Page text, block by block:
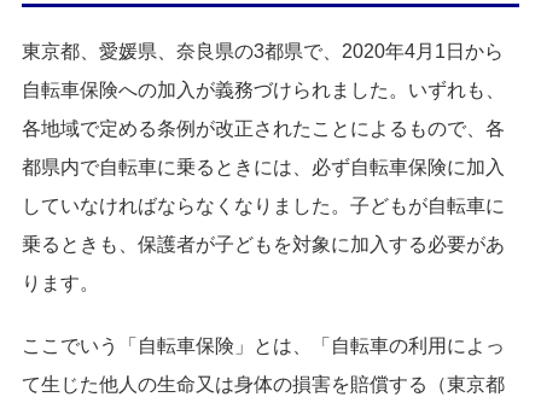
東京都、愛媛県、奈良県の3都県で、2020年4月1日から
自転車保険への加入が義務づけられました。いずれも、
各地域で定める条例が改正されたことによるもので、各
都県内で自転車に乗るときには、必ず自転車保険に加入
していなければならなくなりました。子どもが自転車に
乗るときも、保護者が子どもを対象に加入する必要があ
ります。
ここでいう「自転車保険」とは、「自転車の利用によっ
て生じた他人の生命又は身体の損害を賠償する（東京都